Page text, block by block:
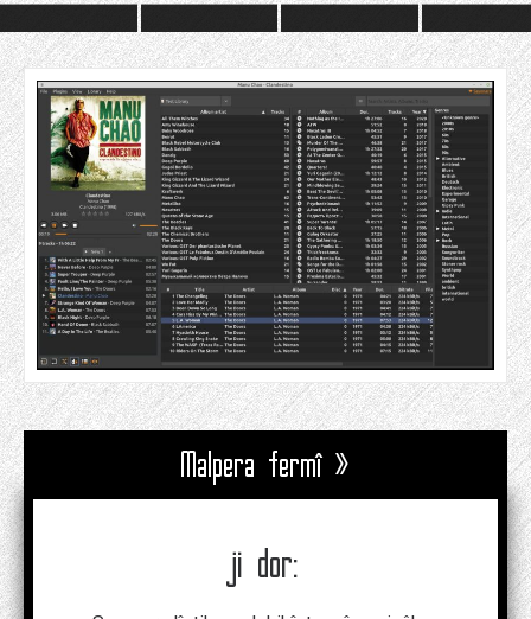
Malpera fermî »
ji dor: